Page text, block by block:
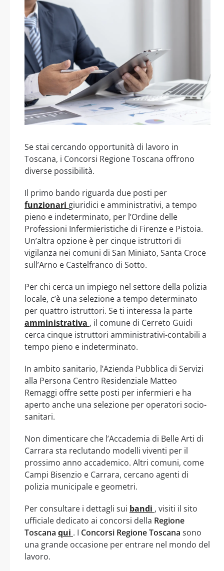
Se stai cercando opportunità di lavoro in
Toscana, i Concorsi Regione Toscana offrono
diverse possibilità.
Il primo bando riguarda due posti per
funzionari giuridici e amministrativi, a tempo
pieno e indeterminato, per l’Ordine delle
Professioni Infermieristiche di Firenze e Pistoia.
Un’altra opzione è per cinque istruttori di
vigilanza nei comuni di San Miniato, Santa Croce
sull’Arno e Castelfranco di Sotto.
Per chi cerca un impiego nel settore della polizia
locale, c’è una selezione a tempo determinato
per quattro istruttori. Se ti interessa la parte
amministrativa , il comune di Cerreto Guidi
cerca cinque istruttori amministrativi-contabili a
tempo pieno e indeterminato.
In ambito sanitario, l’Azienda Pubblica di Servizi
alla Persona Centro Residenziale Matteo
Remaggi offre sette posti per infermieri e ha
aperto anche una selezione per operatori socio-
sanitari.
Non dimenticare che l’Accademia di Belle Arti di
Carrara sta reclutando modelli viventi per il
prossimo anno accademico. Altri comuni, come
Campi Bisenzio e Carrara, cercano agenti di
polizia municipale e geometri.
Per consultare i dettagli sui bandi , visiti il sito
ufficiale dedicato ai concorsi della Regione
Toscana qui . I Concorsi Regione Toscana sono
una grande occasione per entrare nel mondo del
lavoro.